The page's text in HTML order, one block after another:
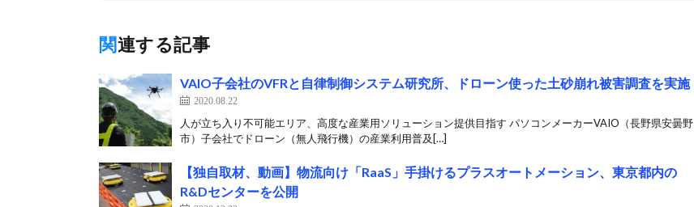
関連する記事
VAIO子会社のVFRと自律制御システム研究所、ドローン使った土砂崩れ被害調査を実施
2020.08.22
人が立ち入り不可能エリア、高度な産業用ソリューション提供目指す パソコンメーカーVAIO（長野県安曇野
市）子会社でドローン（無人飛行機）の産業利用普及[…]
【独自取材、動画】物流向け「RaaS」手掛けるプラスオートメーション、東京都内の
R&Dセンターを公開